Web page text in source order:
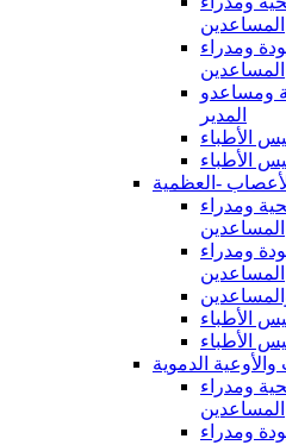
المساعدين
ومدراء
المساعدين
ومساعدو
المدير
الأطباء
الأطباء
-العظمية
ومدراء
المساعدين
ومدراء
المساعدين
الأطباء
الأطباء
الدموية
ومدراء
المساعدين
ومدراء